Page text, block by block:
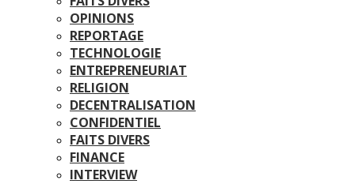
OPINIONS
REPORTAGE
TECHNOLOGIE
ENTREPRENEURIAT
RELIGION
DECENTRALISATION
CONFIDENTIEL
FAITS DIVERS
FINANCE
INTERVIEW